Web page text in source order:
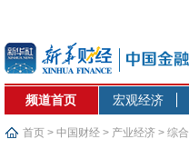
频道首页 宏观经济
首页 > 中国财经 > 产业经济 > 综合